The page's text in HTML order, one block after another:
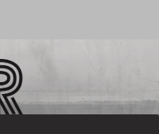
Sivuston etusivulle